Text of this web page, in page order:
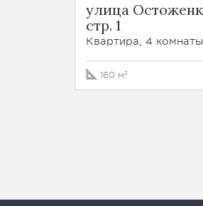
улица
стр. 1
Квартира, 4 комнаты
160 м²